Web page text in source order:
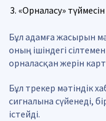
«Орналасу»
Бұл адамға жасырын
оның ішіндегі
орналасқан жерін
Бұл трекер мәтіндік
сигналына сүйенеді,
істейді.